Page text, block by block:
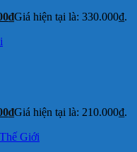
₫Giá hiện tại là: 330.000₫.
₫Giá hiện tại là: 210.000₫.